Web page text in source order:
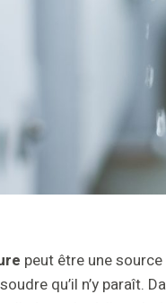
peut être une
qu’il n’y paraît.